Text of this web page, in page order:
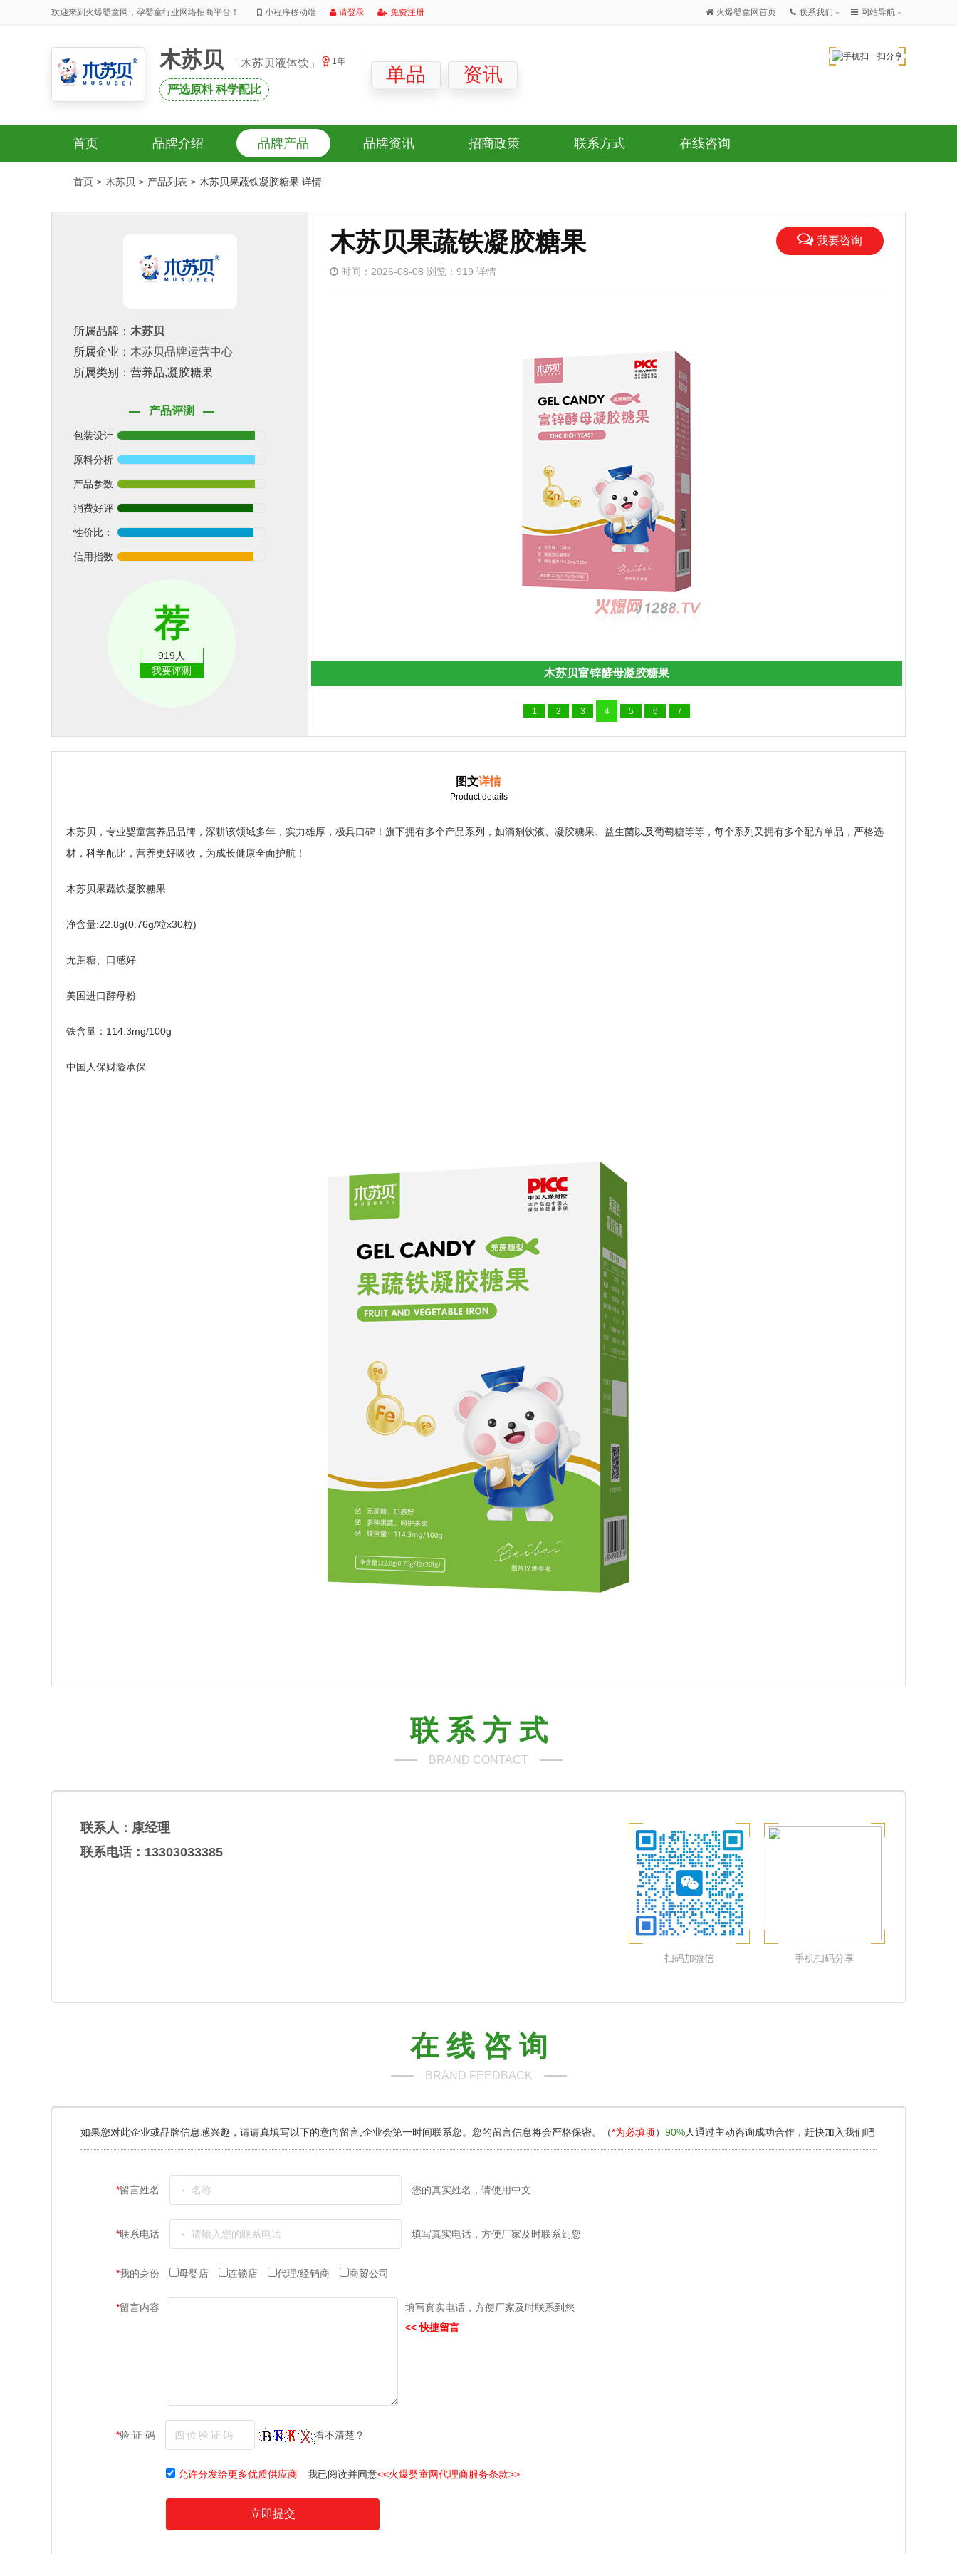
欢迎来到火爆婴童网，孕婴童行业网络招商平台！ 小程序移动端 请登录 免费注册 火爆婴童网首页 联系我们 网站导航
木苏贝 「木苏贝液体饮」 1年
严选原料 科学配比
单品 资讯
首页 品牌介绍 品牌产品 品牌资讯 招商政策 联系方式 在线咨询
首页 > 木苏贝 > 产品列表 > 木苏贝果蔬铁凝胶糖果 详情
所属品牌： 木苏贝
所属企业： 木苏贝品牌运营中心
所属类别：营养品,凝胶糖果
产品评测
包装设计
原料分析
产品参数
消费好评
性价比：
信用指数
荐
919人
我要评测
我要咨询
木苏贝果蔬铁凝胶糖果
时间：2026-08-08 浏览：919 详情
木苏贝富锌酵母凝胶糖果
1 2 3 4 5 6 7
图文详情
Product details
木苏贝，专业婴童营养品品牌，深耕该领域多年，实力雄厚，极具口碑！旗下拥有多个产品系列，如滴剂饮液、凝胶糖果、益生菌以及葡萄糖等等，每个系列又拥有多个配方单品，严格选
材，科学配比，营养更好吸收，为成长健康全面护航！
木苏贝果蔬铁凝胶糖果
净含量:22.8g(0.76g/粒x30粒)
无蔗糖、口感好
美国进口酵母粉
铁含量：114.3mg/100g
中国人保财险承保
联 系 方 式
BRAND CONTACT
联系人：康经理
联系电话：13303033385
扫码加微信 手机扫码分享
在 线 咨 询
BRAND FEEDBACK
如果您对此企业或品牌信息感兴趣，请请真填写以下的意向留言,企业会第一时间联系您。您的留言信息将会严格保密。（*为必填项） 90%人通过主动咨询成功合作，赶快加入我们吧
*留言姓名 您的真实姓名，请使用中文
*联系电话 填写真实电话，方便厂家及时联系到您
*我的身份 母婴店 连锁店 代理/经销商 商贸公司
*留言内容
填写真实电话，方便厂家及时联系到您
<< 快捷留言
*验 证 码 看不清楚？
允许分发给更多优质供应商 我已阅读并同意<<火爆婴童网代理商服务条款>>
立即提交